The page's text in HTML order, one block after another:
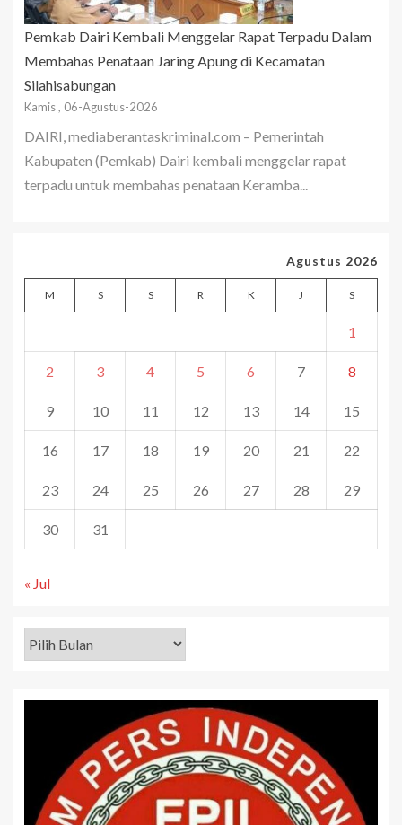
Pemkab Dairi Kembali Menggelar Rapat Terpadu Dalam
Membahas Penataan Jaring Apung di Kecamatan
Silahisabungan
Kamis , 06-Agustus-2026
DAIRI, mediaberantaskriminal.com – Pemerintah
Kabupaten (Pemkab) Dairi kembali menggelar rapat
terpadu untuk membahas penataan Keramba...
Agustus 2026
M S S R K J S
1
2 3 4 5 6 7 8
9 10 11 12 13 14 15
16 17 18 19 20 21 22
23 24 25 26 27 28 29
30 31
« Jul